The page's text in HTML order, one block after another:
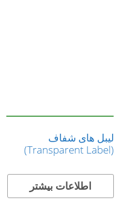
لیبل های شفاف
(Transparent Label)
اطلاعات بیشتر